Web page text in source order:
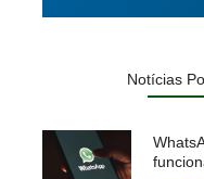
Notícias